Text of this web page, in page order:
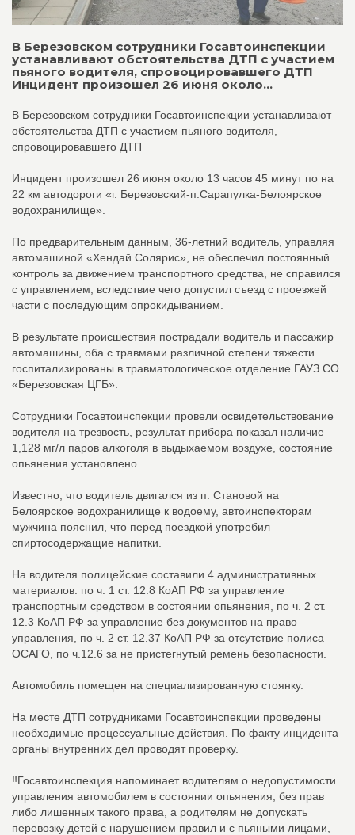
В Березовском сотрудники Госавтоинспекции
устанавливают обстоятельства ДТП с участием
пьяного водителя, спровоцировавшего ДТП
Инцидент произошел 26 июня около...
В Березовском сотрудники Госавтоинспекции устанавливают
обстоятельства ДТП с участием пьяного водителя,
спровоцировавшего ДТП
Инцидент произошел 26 июня около 13 часов 45 минут по на
22 км автодороги «г. Березовский-п.Сарапулка-Белоярское
водохранилище».
По предварительным данным, 36-летний водитель, управляя
автомашиной «Хендай Солярис», не обеспечил постоянный
контроль за движением транспортного средства, не справился
с управлением, вследствие чего допустил съезд с проезжей
части с последующим опрокидыванием.
В результате происшествия пострадали водитель и пассажир
автомашины, оба с травмами различной степени тяжести
госпитализированы в травматологическое отделение ГАУЗ СО
«Березовская ЦГБ».
Сотрудники Госавтоинспекции провели освидетельствование
водителя на трезвость, результат прибора показал наличие
1,128 мг/л паров алкоголя в выдыхаемом воздухе, состояние
опьянения установлено.
Известно, что водитель двигался из п. Становой на
Белоярское водохранилище к водоему, автоинспекторам
мужчина пояснил, что перед поездкой употребил
спиртосодержащие напитки.
На водителя полицейские составили 4 административных
материалов: по ч. 1 ст. 12.8 КоАП РФ за управление
транспортным средством в состоянии опьянения, по ч. 2 ст.
12.3 КоАП РФ за управление без документов на право
управления, по ч. 2 ст. 12.37 КоАП РФ за отсутствие полиса
ОСАГО, по ч.12.6 за не пристегнутый ремень безопасности.
Автомобиль помещен на специализированную стоянку.
На месте ДТП сотрудниками Госавтоинспекции проведены
необходимые процессуальные действия. По факту инцидента
органы внутренних дел проводят проверку.
‼Госавтоинспекция напоминает водителям о недопустимости
управления автомобилем в состоянии опьянения, без прав
либо лишенных такого права, а родителям не допускать
перевозку детей с нарушением правил и с пьяными лицами,